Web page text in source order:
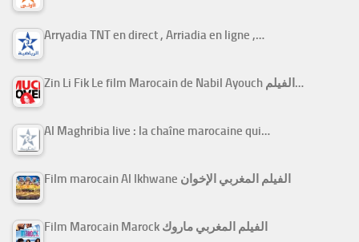
Arryadia TNT en direct , Arriadia en ligne ,…
Zin Li Fik Le film Marocain de Nabil Ayouch الفيلم…
Al Maghribia live : la chaîne marocaine qui…
Film marocain Al Ikhwane الفيلم المغربي الإخوان
Film Marocain Marock الفيلم المغربي ماروك